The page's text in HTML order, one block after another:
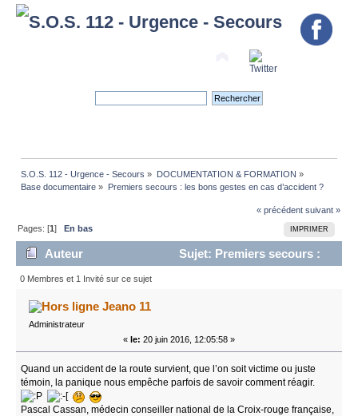
S.O.S. 112 - Urgence - Secours » DOCUMENTATION & FORMATION »
Base documentaire » Premiers secours : les bons gestes en cas d’accident ?
« précédent suivant »
IMPRIMER
Pages: [1]En bas
Auteur
Sujet: Premiers secours :
les bons gestes en cas d’accident ? (Lu 73309 fois)
0 Membres et 1 Invité sur ce sujet
Jeano 11
Administrateur
« le: 20 juin 2016, 12:05:58 »
Quand un accident de la route survient, que l’on soit victime ou juste
témoin, la panique nous empêche parfois de savoir comment réagir.
Pascal Cassan, médecin conseiller national de la Croix-rouge française,